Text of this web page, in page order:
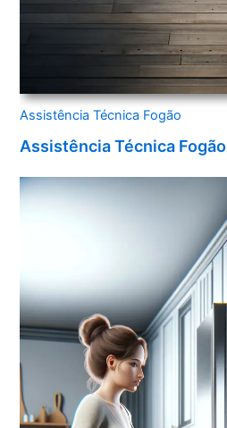
Assistência Técnica Fogão
Assistência Técnica Fogão